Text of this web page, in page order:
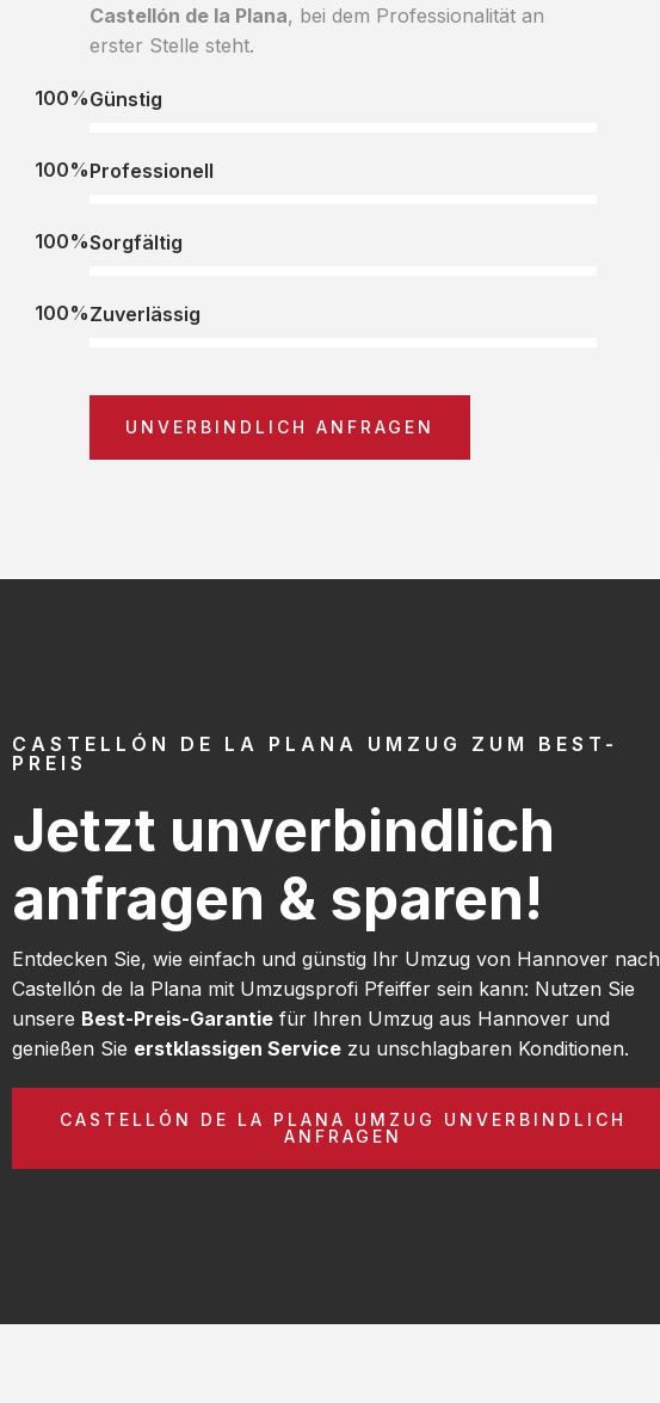
Castellón de la Plana, bei dem Professionalität an
erster Stelle steht.
Günstig
100%
Professionell
100%
Sorgfältig
100%
Zuverlässig
100%
UNVERBINDLICH ANFRAGEN
CASTELLÓN DE LA PLANA UMZUG ZUM BEST-
PREIS
Jetzt unverbindlich
anfragen & sparen!
Entdecken Sie, wie einfach und günstig Ihr Umzug von Hannover nach
Castellón de la Plana mit Umzugsprofi Pfeiffer sein kann: Nutzen Sie
unsere Best-Preis-Garantie für Ihren Umzug aus Hannover und
genießen Sie erstklassigen Service zu unschlagbaren Konditionen.
CASTELLÓN DE LA PLANA UMZUG UNVERBINDLICH
ANFRAGEN